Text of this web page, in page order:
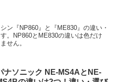
ン『NP860』と『ME830』の違い・
。NP860とME830の違いは色だけ
せん。
ナソニック NE-MS4AとNE-